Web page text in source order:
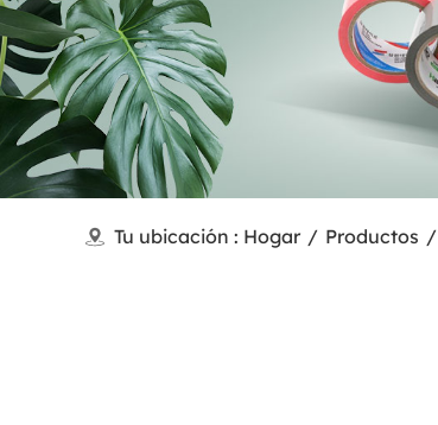
Tu ubicación : Hogar / Productos /